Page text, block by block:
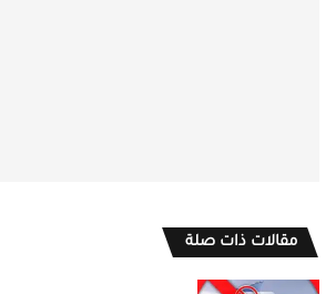
مقالات ذات صلة